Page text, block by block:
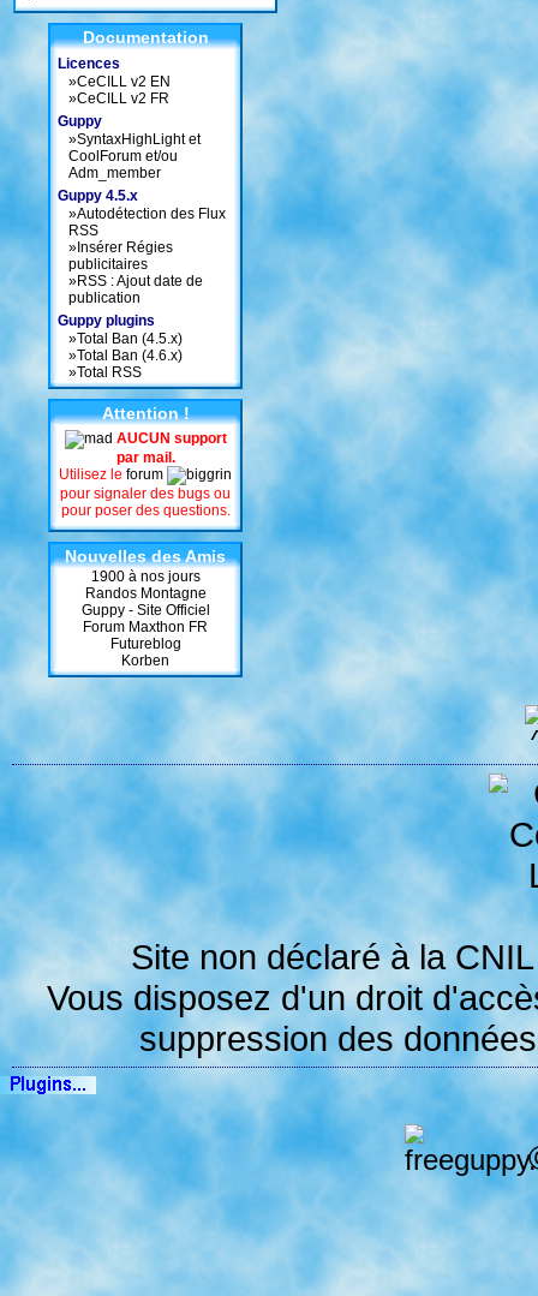
Documentation
Licences
»CeCILL v2 EN
»CeCILL v2 FR
Guppy
»SyntaxHighLight et
CoolForum et/ou
Adm_member
Guppy 4.5.x
»Autodétection des Flux
RSS
» Insérer Régies
publicitaires
»RSS : Ajout date de
publication
Guppy plugins
»Total Ban (4.5.x)
»Total Ban (4.6.x)
»Total RSS
Attention !
AUCUN support
par mail.
Utilisez le forum
pour signaler des bugs ou
pour poser des questions.
Nouvelles des Amis
1900 à nos jours
Randos Montagne
Guppy - Site Officiel
Forum Maxthon FR
Futureblog
Korben
Site non déclaré à la CNIL
Vous disposez d'un droit
suppression des